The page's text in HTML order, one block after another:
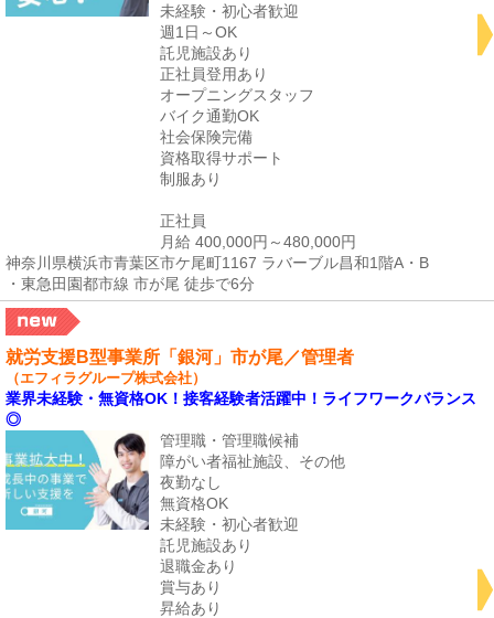
未経験・初心者歓迎
週1日～OK
託児施設あり
正社員登用あり
オープニングスタッフ
バイク通勤OK
社会保険完備
資格取得サポート
制服あり
正社員
月給 400,000円～480,000円
神奈川県横浜市青葉区市ケ尾町1167 ラバーブル昌和1階A・B
・東急田園都市線 市が尾 徒歩で6分
就労支援B型事業所「銀河」市が尾／管理者
（エフィラグループ株式会社）
業界未経験・無資格OK！接客経験者活躍中！ライフワークバランス
◎
管理職・管理職候補
障がい者福祉施設、その他
夜勤なし
無資格OK
未経験・初心者歓迎
託児施設あり
退職金あり
賞与あり
昇給あり